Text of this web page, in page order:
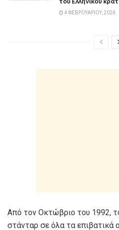
4 ΦΕΒΡΟΥΑΡΊΟΥ, 2024
Από τον Οκτώβριο του 1992,
στάνταρ σε όλα τα επιβατικά